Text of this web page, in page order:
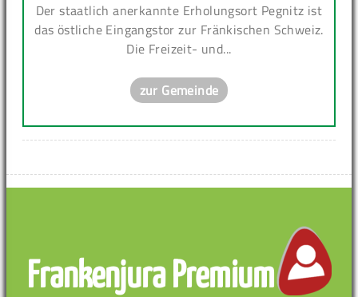
Der staatlich anerkannte Erholungsort Pegnitz ist
das östliche Eingangstor zur Fränkischen Schweiz.
Die Freizeit- und...
zur Gemeinde
Frankenjura Premium